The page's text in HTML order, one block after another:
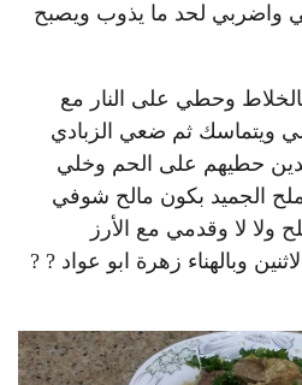
واضربي لحد ما يذوب ويصبح
وحطي على النار مع
ويتماسك ثم ضعي الزبادي
حطيهم على الحم وخلي
الجميد بكون مالح شوفي
ولا لا وقدمي مع الأرز
وبالهناء زهرة ابو عواد ? ?